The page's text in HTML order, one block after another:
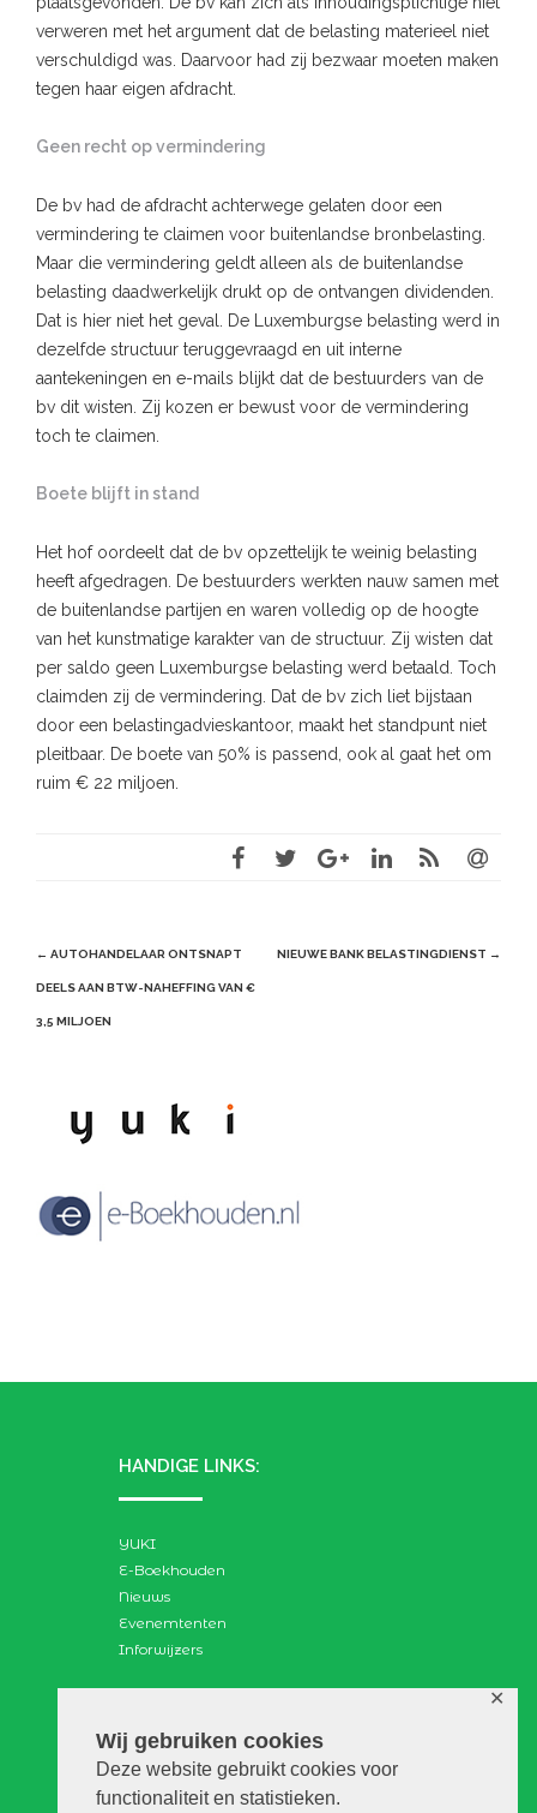
Wij gebruiken cookies
Deze website gebruikt cookies voor
functionaliteit en statistieken.
✕
verweren met het argument dat de belasting materieel niet
verschuldigd was. Daarvoor had zij bezwaar moeten maken
tegen haar eigen afdracht.
Geen recht op vermindering
De bv had de afdracht achterwege gelaten door een
vermindering te claimen voor buitenlandse bronbelasting.
Maar die vermindering geldt alleen als de buitenlandse
belasting daadwerkelijk drukt op de ontvangen dividenden.
Dat is hier niet het geval. De Luxemburgse belasting werd in
dezelfde structuur teruggevraagd en uit interne
aantekeningen en e-mails blijkt dat de bestuurders van de
bv dit wisten. Zij kozen er bewust voor de vermindering
toch te claimen.
Boete blijft in stand
Het hof oordeelt dat de bv opzettelijk te weinig belasting
heeft afgedragen. De bestuurders werkten nauw samen met
de buitenlandse partijen en waren volledig op de hoogte
van het kunstmatige karakter van de structuur. Zij wisten dat
per saldo geen Luxemburgse belasting werd betaald. Toch
claimden zij de vermindering. Dat de bv zich liet bijstaan
door een belastingadvieskantoor, maakt het standpunt niet
pleitbaar. De boete van 50% is passend, ook al gaat het om
ruim € 22 miljoen.
Post
navigation
← AUTOHANDELAAR ONTSNAPT
DEELS AAN BTW-NAHEFFING VAN €
3,5 MILJOEN
NIEUWE BANK BELASTINGDIENST →
HANDIGE LINKS:
YUKI
E-Boekhouden
Nieuws
Evenemtenten
Inforwijzers
Search